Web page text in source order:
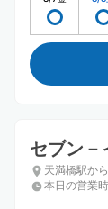
セブン－
天満橋駅か
本日の営業